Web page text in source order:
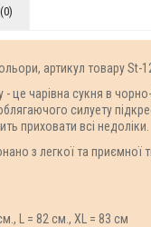
артикул товару St-
це чарівна сукня в
силуету
приховати всі недоліки.
з легкої та
L = 82 см., ХL = 83 см